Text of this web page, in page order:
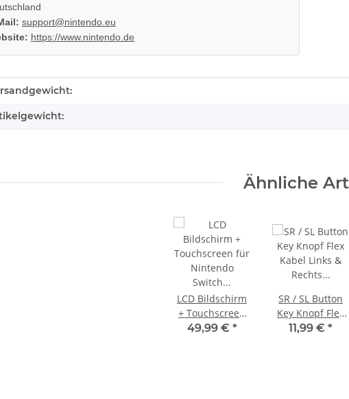
support@nintendo.eu
https://www.nintendo.de
Ähnliche
LCD Bildschirm
+ Touchscreen
für Nintendo
49,99 € *
SR / SL Button
Key Knopf Flex
Kabel Links &
11,99 € *
€*
PS3 Playstation 3 Laufwerk
Sony